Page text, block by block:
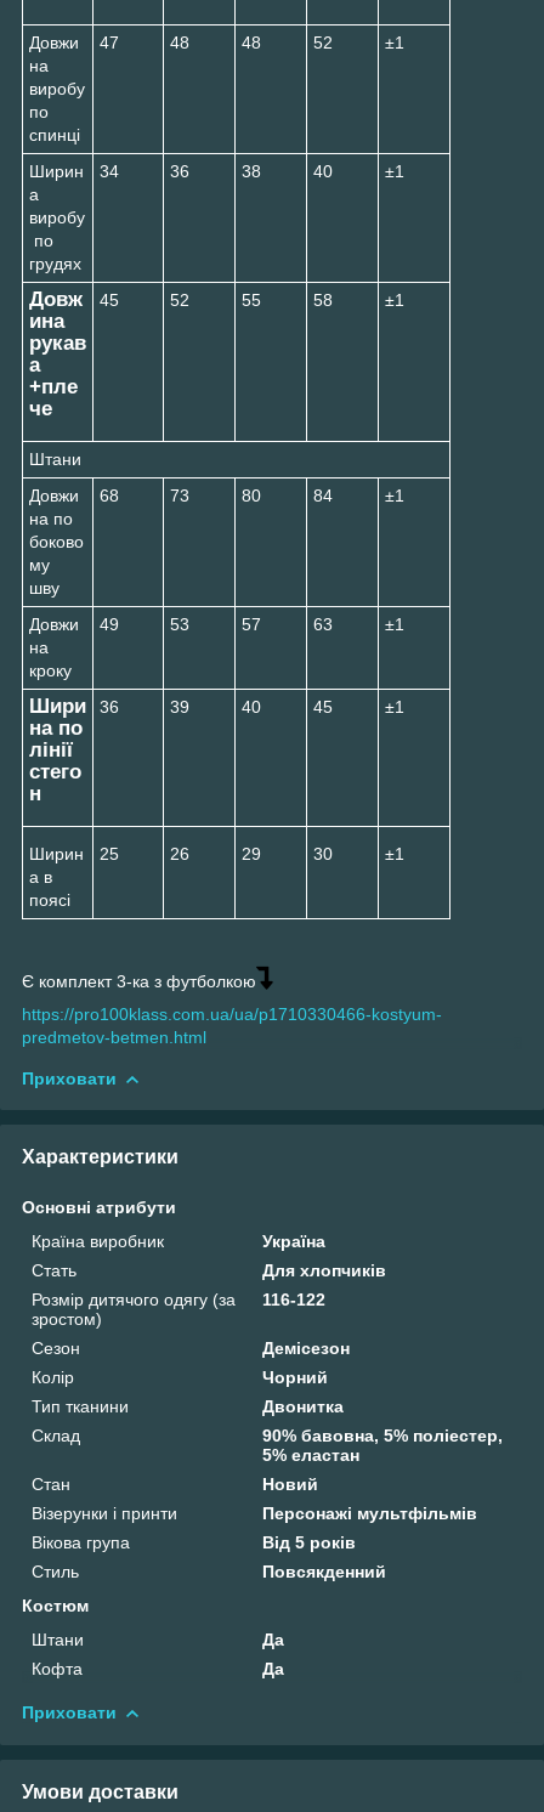
Довжи
на
виробу
по
спинці
47 48 48 52 ±1
Ширин
а
виробу
по
грудях
34 36 38 40 ±1
Довж
ина
рукав
а
+пле
че
45 52 55 58 ±1
Штани
Довжи
на по
боково
му
шву
68 73 80 84 ±1
Довжи
на
кроку
49 53 57 63 ±1
Шири
на по
лінії
стего
н
36 39 40 45 ±1
Ширин
а в
поясі
25 26 29 30 ±1
Є комплект 3-ка з футболкою
https://pro100klass.com.ua/ua/p1710330466-kostyum-
predmetov-betmen.html
Приховати
Характеристики
Основні атрибути
Країна виробник
Україна
Стать
Для хлопчиків
Розмір дитячого одягу (за
зростом)
116-122
Сезон
Демісезон
Колір
Чорний
Тип тканини
Двонитка
Склад
90% бавовна, 5% поліестер,
5% еластан
Стан
Новий
Візерунки і принти
Персонажі мультфільмів
Вікова група
Від 5 років
Стиль
Повсякденний
Костюм
Штани
Да
Кофта
Да
Приховати
Умови доставки